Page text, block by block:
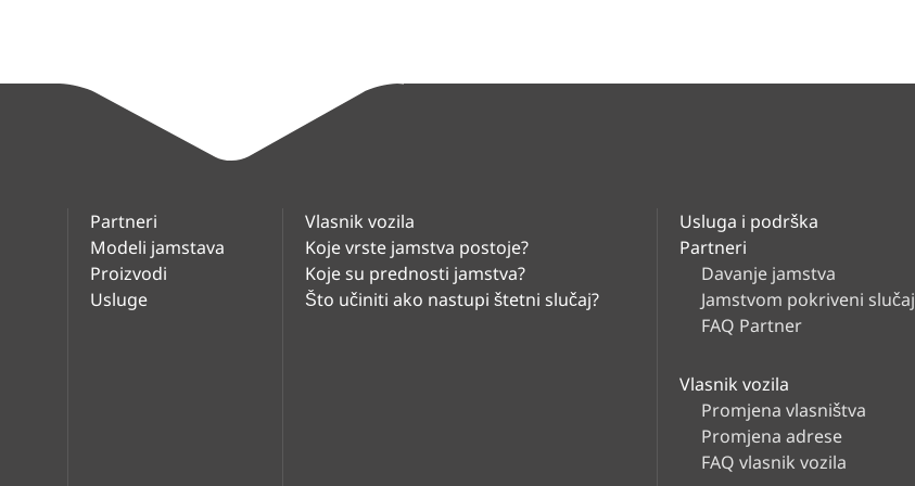
Usluga i
O društvu
CarGarantie
Partneri
Modeli jamstava
Proizvodi
Usluge
Vlasnik vozila
Koje vrste jamstva postoje?
Koje su prednosti jamstva?
Što učiniti ako nastupi štetni slučaj?
Usluga i podrška
Partneri
Davanje jamstva
Jamstvom pokriveni slučaj
FAQ Partner
Vlasnik vozila
Promjena vlasništva
Promjena adrese
FAQ vlasnik vozila